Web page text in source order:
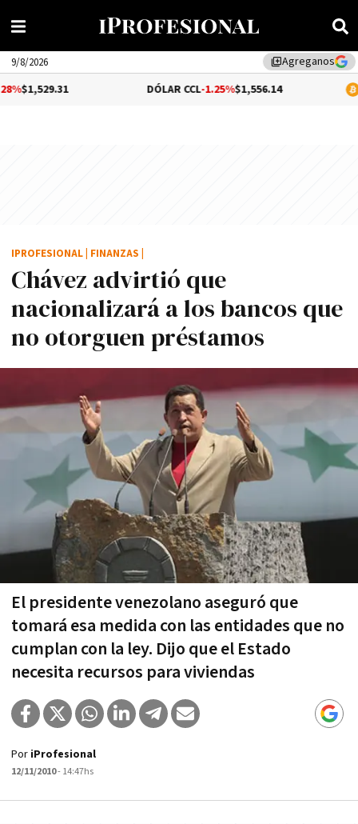
library_addAgreganos
9/8/2026
DÓLAR CCL-1.25%$1,556.14 BITCOIN
Chávez advirtió que
nacionalizará a los bancos que
no otorguen préstamos
El presidente venezolano aseguró que
tomará esa medida con las entidades que no
cumplan con la ley. Dijo que el Estado
necesita recursos para viviendas
IPROFESIONAL FINANZAS
Por iProfesional
12/11/2010- 14:47hs